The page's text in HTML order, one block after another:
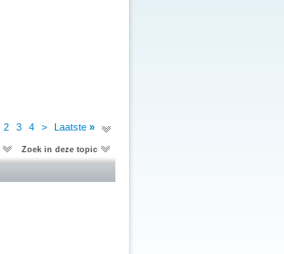
2 3 4 > Laatste »
Zoek in deze topic